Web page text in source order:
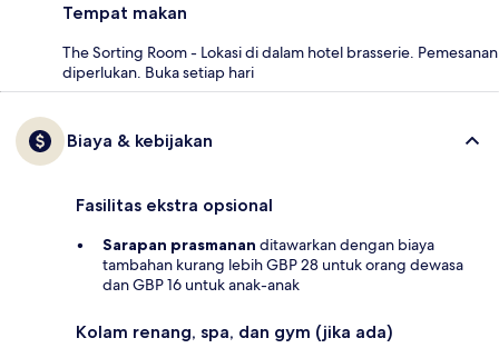
Tempat makan
The Sorting Room - Lokasi di dalam hotel brasserie. Pemesanan
diperlukan. Buka setiap hari
Biaya & kebijakan
Fasilitas ekstra opsional
Sarapan prasmanan ditawarkan dengan biaya
tambahan kurang lebih GBP 28 untuk orang dewasa
dan GBP 16 untuk anak-anak
Kolam renang, spa, dan gym (jika ada)